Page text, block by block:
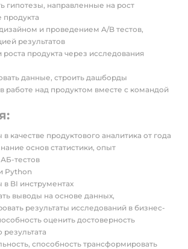
гипотезы, направленные на рост
продукта
и проведением A/B тестов,
результатов
роста продукта через исследования
данные, строить дашборды
в работе над продуктом вместе с командой
качестве продуктового аналитика от года
основ статистики, опыт
тестов
Python
BI инструментах
выводы на основе данных,
результаты исследований в бизнес-
оценить достоверность
результата
способность трансформировать